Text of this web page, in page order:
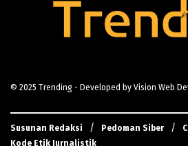
© 2025 Trending - Developed by Vision Web
Susunan Redaksi Pedoman Siber
Kode Etik Jurnalistik